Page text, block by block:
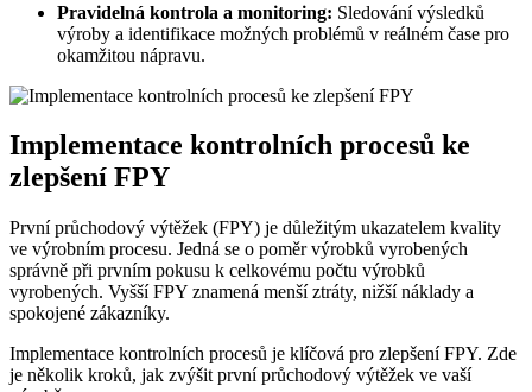
Pravidelná kontrola a monitoring: Sledování výsledků
výroby a identifikace možných problémů v reálném čase pro
okamžitou nápravu.
Implementace kontrolních procesů ke
zlepšení FPY
První průchodový výtěžek (FPY) je důležitým ukazatelem kvality
ve výrobním procesu. Jedná se o poměr výrobků vyrobených
správně při prvním pokusu k celkovému počtu výrobků
vyrobených. Vyšší FPY znamená menší ztráty, nižší náklady a
spokojené zákazníky.
Implementace kontrolních procesů je klíčová pro zlepšení FPY. Zde
je několik kroků, jak zvýšit první průchodový výtěžek ve vaší